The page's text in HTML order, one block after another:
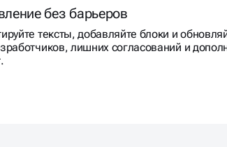
без барьеров
тексты, добавляйте блоки и
лишних согласований и